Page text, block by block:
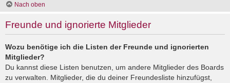
Nach oben
Freunde und ignorierte Mitglieder
Wozu benötige ich die Listen der Freunde und ignorierten
Mitglieder?
Du kannst diese Listen benutzen, um andere Mitglieder des Boards
zu verwalten. Mitglieder, die du deiner Freundesliste hinzufügst,